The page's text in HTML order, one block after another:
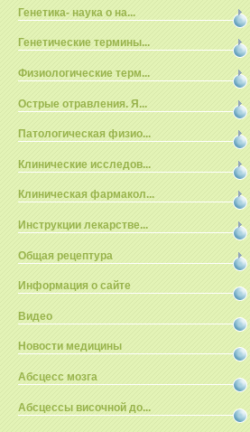
Генетика- наука о на...
Генетические термины...
Физиологические терм...
Острые отравления. Я...
Патологическая физио...
Клинические исследов...
Клиническая фармакол...
Инструкции лекарстве...
Общая рецептура
Информация о сайте
Видео
Новости медицины
Абсцесс мозга
Абсцессы височной до...